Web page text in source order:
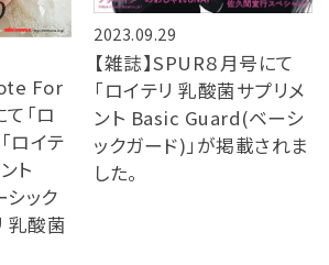
For
「ロ
ロイテ
ト
ック
乳酸菌
2023.09.29
【雑誌】SPUR８月号にて
「ロイテリ 乳酸菌サプリメ
ント Basic Guard(ベーシ
ックガード)」が掲載されま
した。